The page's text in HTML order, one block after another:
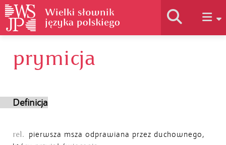
Historia słownika
prymicja
Definicja
rel.
pierwsza msza odprawiana przez duchownego,